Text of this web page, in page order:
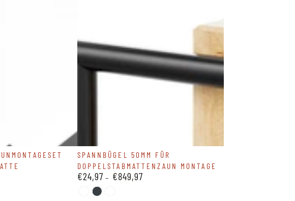
Spannbügel
50mm
für
Doppelstabmattenzaun
SPANNBÜGEL 50MM FÜR
DOPPELSTABMATTENZAUN MONTAGE
Regulärer
Preis
€24,97 €849,97
SilberAnthrazit